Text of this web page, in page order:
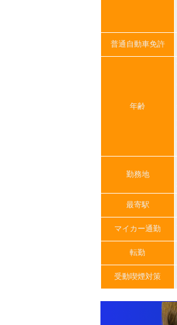
普通自動車免許
年齢
勤務地
最寄駅
マイカー通勤
転勤
受動喫煙対策